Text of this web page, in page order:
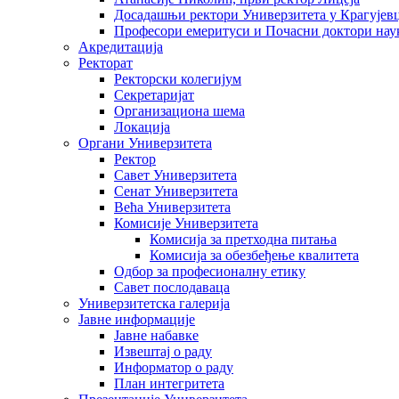
Досадашњи ректори Универзитета у
Професори емеритуси и Почасни доктори
Акредитација
Ректорат
Ректорски колегијум
Секретаријат
Организациона шема
Локација
Органи Универзитета
Ректор
Савет Универзитета
Сенат Универзитета
Већа Универзитета
Комисије Универзитета
Комисија за претходна питања
Комисија за обезбеђење квалитета
Одбор за професионалну етику
Савет послодаваца
Универзитетска галерија
Јавне информације
Јавне набавке
Извештај о раду
Информатор о раду
План интегритета